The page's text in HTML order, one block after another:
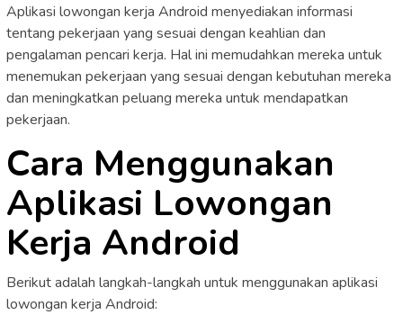
Aplikasi lowongan kerja Android menyediakan informasi
tentang pekerjaan yang sesuai dengan keahlian dan
pengalaman pencari kerja. Hal ini memudahkan mereka untuk
menemukan pekerjaan yang sesuai dengan kebutuhan mereka
dan meningkatkan peluang mereka untuk mendapatkan
pekerjaan.
Cara Menggunakan
Aplikasi Lowongan
Kerja Android
Berikut adalah langkah-langkah untuk menggunakan aplikasi
lowongan kerja Android: